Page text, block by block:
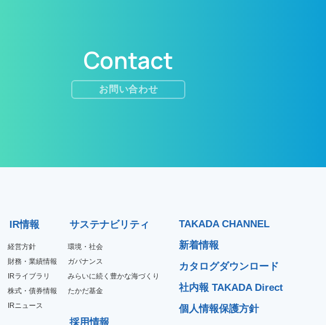
Contact
お問い合わせ
IR情報
経営方針
財務・業績情報
IRライブラリ
株式・債券情報
IRニュース
サステナビリティ
環境・社会
ガバナンス
みらいに続く豊かな海づくり
たかだ基金
採用情報
TAKADA CHANNEL
新着情報
カタログダウンロード
社内報 TAKADA Direct
個人情報保護方針